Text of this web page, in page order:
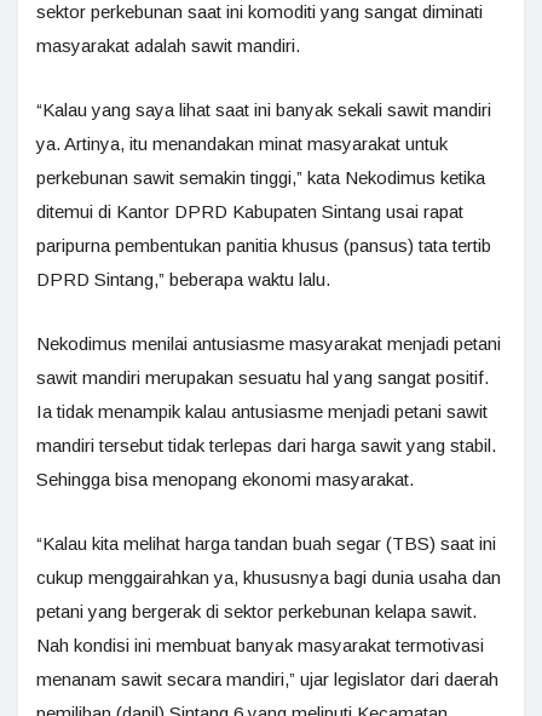
sektor perkebunan saat ini komoditi yang sangat diminati
masyarakat adalah sawit mandiri.
“Kalau yang saya lihat saat ini banyak sekali sawit mandiri
ya. Artinya, itu menandakan minat masyarakat untuk
perkebunan sawit semakin tinggi,” kata Nekodimus ketika
ditemui di Kantor DPRD Kabupaten Sintang usai rapat
paripurna pembentukan panitia khusus (pansus) tata tertib
DPRD Sintang,” beberapa waktu lalu.
Nekodimus menilai antusiasme masyarakat menjadi petani
sawit mandiri merupakan sesuatu hal yang sangat positif.
Ia tidak menampik kalau antusiasme menjadi petani sawit
mandiri tersebut tidak terlepas dari harga sawit yang stabil.
Sehingga bisa menopang ekonomi masyarakat.
“Kalau kita melihat harga tandan buah segar (TBS) saat ini
cukup menggairahkan ya, khususnya bagi dunia usaha dan
petani yang bergerak di sektor perkebunan kelapa sawit.
Nah kondisi ini membuat banyak masyarakat termotivasi
menanam sawit secara mandiri,” ujar legislator dari daerah